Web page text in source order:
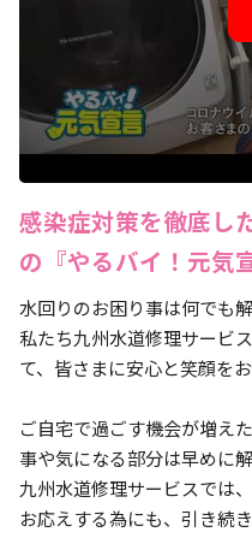
感染症対策を徹底し
の『やるバイ！元気
水回りのお困り事は何でも解
私たち九州水道修理サービ
て、皆さまに安心と笑顔を
ご自宅で過ごす機会が増え
事や気になる部分は早めに
九州水道修理サービスでは
お応えする為にも、引き続